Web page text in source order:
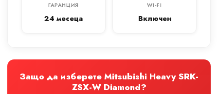
ГАРАНЦИЯ
24 месеца
WI-FI
Включен
Защо да изберете Mitsubishi Heavy SRK-
ZSX-W Diamond?